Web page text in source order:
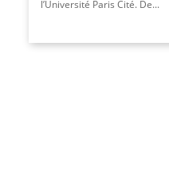
l’Université Paris Cité. De...